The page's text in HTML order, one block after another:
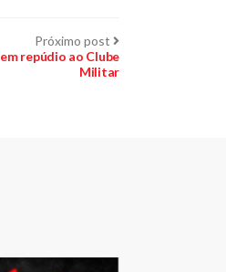
Próximo post Próximo
post:
repúdio ao Clube
Militar